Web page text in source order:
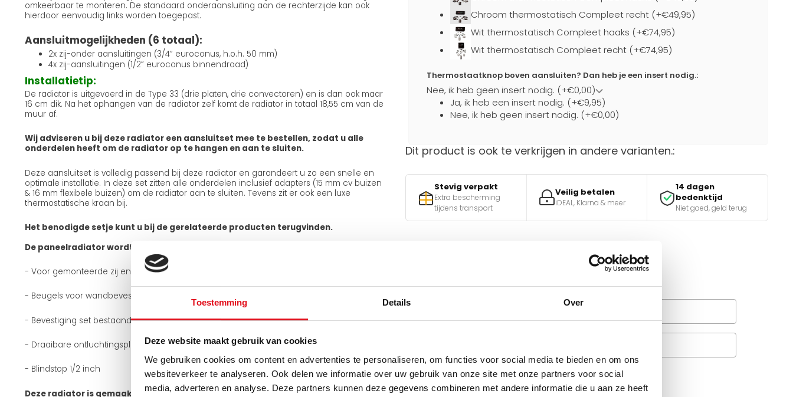
Toestemming Details Over
Deze website maakt gebruik van cookies
We gebruiken cookies om content en advertenties te personaliseren, om functies voor social media te bieden en om ons
websiteverkeer te analyseren. Ook delen we informatie over uw gebruik van onze site met onze partners voor social
media, adverteren en analyse. Deze partners kunnen deze gegevens combineren met andere informatie die u aan ze heeft
omkeerbaar te monteren. De standaard onderaansluiting aan de rechterzijde kan ook
hierdoor eenvoudig links worden toegepast.
Aansluitmogelijkheden (6 totaal):
2x zij-onder aansluitingen (3/4” euroconus, h.o.h. 50 mm)
4x zij-aansluitingen (1/2” euroconus binnendraad)
Installatietip:
De radiator is uitgevoerd in de Type 33 (drie platen, drie convectoren) en is dan ook maar
16 cm dik. Na het ophangen van de radiator zelf komt de radiator in totaal 18,55 cm van de
muur af.
Wij adviseren u bij deze radiator een aansluitset mee te bestellen, zodat u alle
onderdelen heeft om de radiator op te hangen en aan te sluiten.
Deze aansluitset is volledig passend bij deze radiator en garandeert u zo een snelle en
optimale installatie. In deze set zitten alle onderdelen inclusief adapters (15 mm cv buizen
& 16 mm flexibele buizen) om de radiator aan te sluiten. Tevens zit er ook een luxe
thermostatische kraan bij.
Het benodigde setje kunt u bij de gerelateerde producten terugvinden.
De paneelradiator wordt geleverd met:
- Voor gemonteerde zij en boven roosters
- Beugels voor wandbevestiging
- Bevestiging set bestaande uit houtdraadbouten + pluggen
- Draaibare ontluchtingsplug 1/2 inch
- Blindstop 1/2 inch
Deze radiator is gemaakt van hoogwaardig staal, biedt een energiezuinige
Chroom thermostatisch Compleet recht (+€49,95)
Wit thermostatisch Compleet haaks (+€74,95)
Wit thermostatisch Compleet recht (+€74,95)
Thermostaatknop boven aansluiten? Dan heb je een insert nodig.:
Nee, ik heb geen insert nodig. (+€0,00)
Ja, ik heb een insert nodig. (+€9,95)
Nee, ik heb geen insert nodig. (+€0,00)
Dit product is ook te verkrijgen in andere varianten.:
Stevig verpakt
Extra bescherming
tijdens transport
Veilig betalen
iDEAL, Klarna & meer
14 dagen
bedenktijd
Niet goed, geld terug
Hulp nodig bij het maken van de juiste keuze?
Wanneer bezorgt de